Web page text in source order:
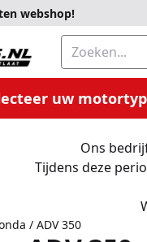
webshop!
Zoeken
uw
Ons
Tijdens deze
/ ADV 350